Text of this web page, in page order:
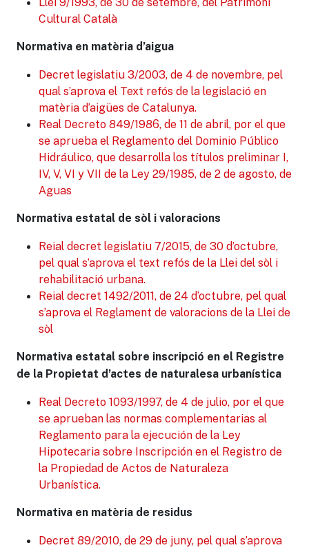
Cultural Català
Normativa en matèria d’aigua
Decret legislatiu 3/2003, de 4 de novembre, pel
qual s’aprova el Text refós de la legislació en
matèria d’aigües de Catalunya.
Real Decreto 849/1986, de 11 de abril, por el que
se aprueba el Reglamento del Dominio Público
Hidráulico, que desarrolla los títulos preliminar I,
IV, V, VI y VII de la Ley 29/1985, de 2 de agosto, de
Aguas
Normativa estatal de sòl i valoracions
Reial decret legislatiu 7/2015, de 30 d’octubre,
pel qual s’aprova el text refós de la Llei del sòl i
rehabilitació urbana.
Reial decret 1492/2011, de 24 d’octubre, pel qual
s’aprova el Reglament de valoracions de la Llei de
sòl
Normativa estatal sobre inscripció en el Registre
de la Propietat d’actes de naturalesa urbanística
Real Decreto 1093/1997, de 4 de julio, por el que
se aprueban las normas complementarias al
Reglamento para la ejecución de la Ley
Hipotecaria sobre Inscripción en el Registro de
la Propiedad de Actos de Naturaleza
Urbanística.
Normativa en matèria de residus
Decret 89/2010, de 29 de juny, pel qual s’aprova